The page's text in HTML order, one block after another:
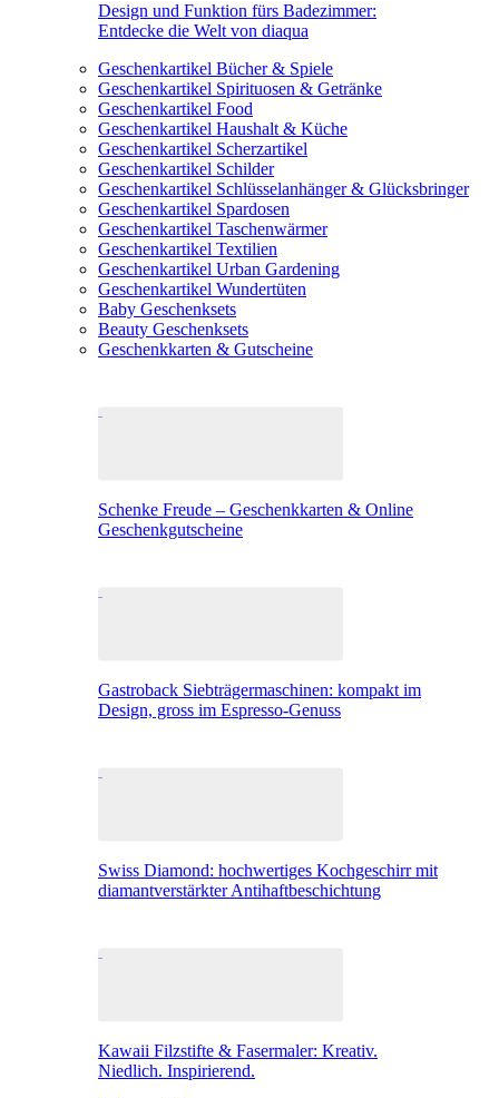
Design und Funktion fürs Badezimmer:
Entdecke die Welt von diaqua
Geschenkartikel Bücher & Spiele
Geschenkartikel Spirituosen & Getränke
Geschenkartikel Food
Geschenkartikel Haushalt & Küche
Geschenkartikel Scherzartikel
Geschenkartikel Schilder
Geschenkartikel Schlüsselanhänger & Glücksbringer
Geschenkartikel Spardosen
Geschenkartikel Taschenwärmer
Geschenkartikel Textilien
Geschenkartikel Urban Gardening
Geschenkartikel Wundertüten
Baby Geschenksets
Beauty Geschenksets
Geschenkkarten & Gutscheine
Schenke Freude – Geschenkkarten & Online
Geschenkgutscheine
Gastroback Siebträgermaschinen: kompakt im
Design, gross im Espresso-Genuss
Swiss Diamond: hochwertiges Kochgeschirr mit
diamantverstärkter Antihaftbeschichtung
Kawaii Filzstifte & Fasermaler: Kreativ.
Niedlich. Inspirierend.